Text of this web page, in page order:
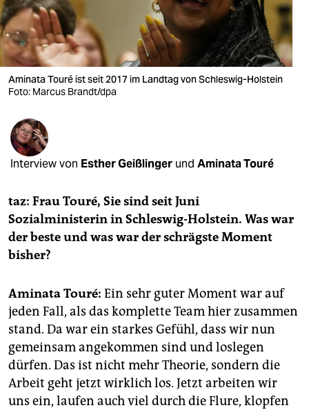
wahrheit
verlag
verlag
veranstaltungen
shop
fragen & hilfe
abo
genossenschaft
epaper login
Aminata Touré ist seit 2017 im Landtag von Schleswig-Holstein
Foto: Marcus Brandt/dpa
Interview von Esther Geißlinger und Aminata Touré
taz: Frau Touré, Sie sind seit Juni
Sozialministerin in Schleswig-Holstein. Was war
der beste und was war der schrägste Moment
bisher?
Aminata Touré: Ein sehr guter Moment war auf
jeden Fall, als das komplette Team hier zusammen
stand. Da war ein starkes Gefühl, dass wir nun
gemeinsam angekommen sind und loslegen
dürfen. Das ist nicht mehr Theorie, sondern die
Arbeit geht jetzt wirklich los. Jetzt arbeiten wir
uns ein, laufen auch viel durch die Flure, klopfen